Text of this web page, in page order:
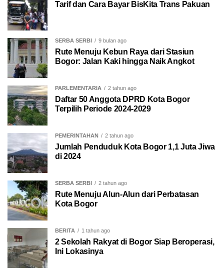
Tarif dan Cara Bayar BisKita Trans Pakuan
SERBA SERBI 9 bulan ago
Rute Menuju Kebun Raya dari Stasiun
Bogor: Jalan Kaki hingga Naik Angkot
PARLEMENTARIA 2 tahun ago
Daftar 50 Anggota DPRD Kota Bogor
Terpilih Periode 2024-2029
PEMERINTAHAN 2 tahun ago
Jumlah Penduduk Kota Bogor 1,1 Juta Jiwa
di 2024
SERBA SERBI 2 tahun ago
Rute Menuju Alun-Alun dari Perbatasan
Kota Bogor
BERITA 1 tahun ago
2 Sekolah Rakyat di Bogor Siap Beroperasi,
Ini Lokasinya